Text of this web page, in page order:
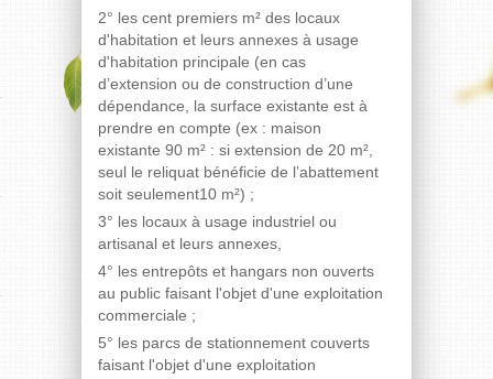
2° les cent premiers m² des locaux
d'habitation et leurs annexes à usage
d'habitation principale (en cas
d’extension ou de construction d’une
dépendance, la surface existante est à
prendre en compte (ex : maison
existante 90 m² : si extension de 20 m²,
seul le reliquat bénéficie de l’abattement
soit seulement10 m²) ;
3° les locaux à usage industriel ou
artisanal et leurs annexes,
4° les entrepôts et hangars non ouverts
au public faisant l'objet d'une exploitation
commerciale ;
5° les parcs de stationnement couverts
faisant l'objet d'une exploitation